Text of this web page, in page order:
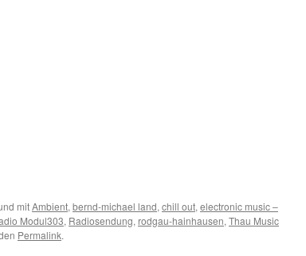
mitAmbient, bernd-michael land, chill out, electronic music –
Modul303, Radiosendung, rodgau-hainhausen, Thau Music
Permalink.